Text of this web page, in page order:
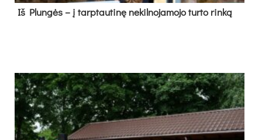
Iš Plungės – į tarptautinę nekilnojamojo turto rinką